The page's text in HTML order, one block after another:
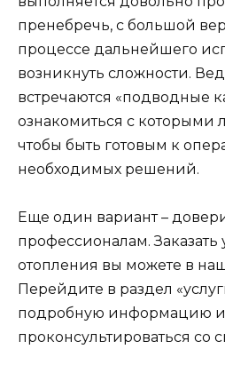
пренебречь, с большой
процессе дальнейшего
возникнуть сложности.
встречаются «подводные
ознакомиться с которыми
чтобы быть готовым к
необходимых решений.
Еще один вариант –
профессионалам. Заказать
отопления вы можете в
Перейдите в раздел
подробную информацию и
проконсультироваться со